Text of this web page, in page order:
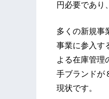
円必要であり
多くの新規事
事業に参入す
よる在庫管理
手ブランドが
現状です。